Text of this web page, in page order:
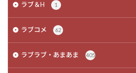
ラブ＆H 1
ラブコメ 62
ラブラブ・あまあま 405